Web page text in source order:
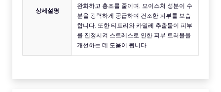
상세설명
완화하고 홍조를 줄이며, 모이스처 성분이 수
분을 강력하게 공급하여 건조한 피부를 보습
합니다. 또한 티트리와 카밀레 추출물이 피부
를 진정시켜 스트레스로 인한 피부 트러블을
개선하는 데 도움이 됩니다.